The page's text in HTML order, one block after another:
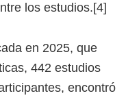
los estudios.[4]
en 2025, que
442 estudios
encontró